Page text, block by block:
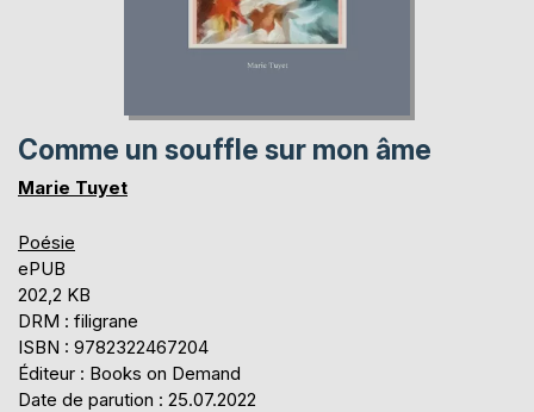
Comme un souffle sur mon âme
Marie Tuyet
Poésie
ePUB
202,2 KB
DRM : filigrane
ISBN : 9782322467204
Éditeur : Books on Demand
Date de parution : 25.07.2022